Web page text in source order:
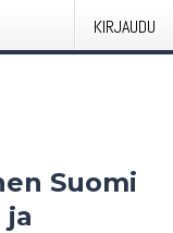
KIRJAUDU
Suomi
ja